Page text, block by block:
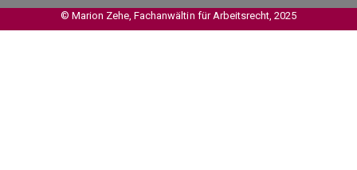
© Marion Zehe, Fachanwältin für Arbeitsrecht, 2025